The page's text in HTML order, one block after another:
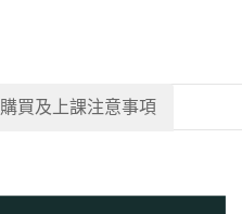
購買及上課注意事項